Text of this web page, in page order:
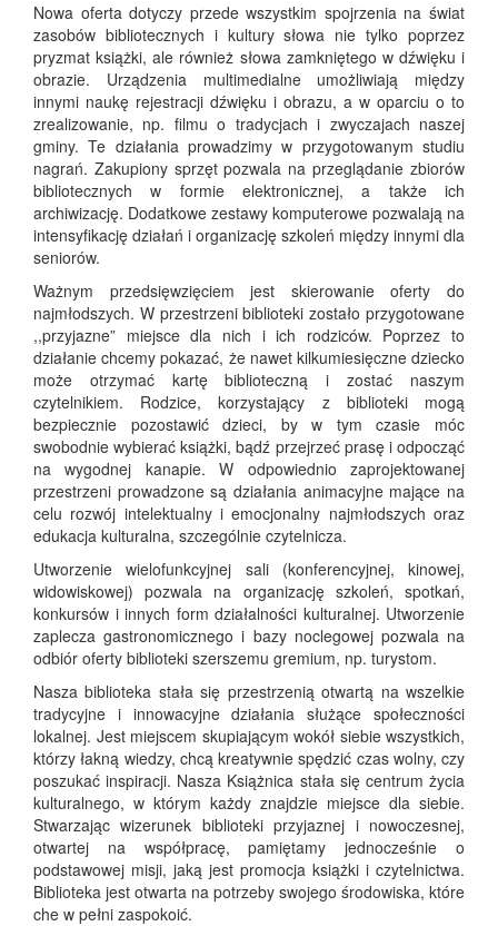
Nowa oferta dotyczy przede wszystkim spojrzenia na świat
zasobów bibliotecznych i kultury słowa nie tylko poprzez
pryzmat książki, ale również słowa zamkniętego w dźwięku i
obrazie. Urządzenia multimedialne umożliwiają między
innymi naukę rejestracji dźwięku i obrazu, a w oparciu o to
zrealizowanie, np. filmu o tradycjach i zwyczajach naszej
gminy. Te działania prowadzimy w przygotowanym studiu
nagrań. Zakupiony sprzęt pozwala na przeglądanie zbiorów
bibliotecznych w formie elektronicznej, a także ich
archiwizację. Dodatkowe zestawy komputerowe pozwalają na
intensyfikację działań i organizację szkoleń między innymi dla
seniorów.
Ważnym przedsięwzięciem jest skierowanie oferty do
najmłodszych. W przestrzeni biblioteki zostało przygotowane
,,przyjazne” miejsce dla nich i ich rodziców. Poprzez to
działanie chcemy pokazać, że nawet kilkumiesięczne dziecko
może otrzymać kartę biblioteczną i zostać naszym
czytelnikiem. Rodzice, korzystający z biblioteki mogą
bezpiecznie pozostawić dzieci, by w tym czasie móc
swobodnie wybierać książki, bądź przejrzeć prasę i odpocząć
na wygodnej kanapie. W odpowiednio zaprojektowanej
przestrzeni prowadzone są działania animacyjne mające na
celu rozwój intelektualny i emocjonalny najmłodszych oraz
edukacja kulturalna, szczególnie czytelnicza.
Utworzenie wielofunkcyjnej sali (konferencyjnej, kinowej,
widowiskowej) pozwala na organizację szkoleń, spotkań,
konkursów i innych form działalności kulturalnej. Utworzenie
zaplecza gastronomicznego i bazy noclegowej pozwala na
odbiór oferty biblioteki szerszemu gremium, np. turystom.
Nasza biblioteka stała się przestrzenią otwartą na wszelkie
tradycyjne i innowacyjne działania służące społeczności
lokalnej. Jest miejscem skupiającym wokół siebie wszystkich,
którzy łakną wiedzy, chcą kreatywnie spędzić czas wolny, czy
poszukać inspiracji. Nasza Książnica stała się centrum życia
kulturalnego, w którym każdy znajdzie miejsce dla siebie.
Stwarzając wizerunek biblioteki przyjaznej i nowoczesnej,
otwartej na współpracę, pamiętamy jednocześnie o
podstawowej misji, jaką jest promocja książki i czytelnictwa.
Biblioteka jest otwarta na potrzeby swojego środowiska, które
che w pełni zaspokoić.